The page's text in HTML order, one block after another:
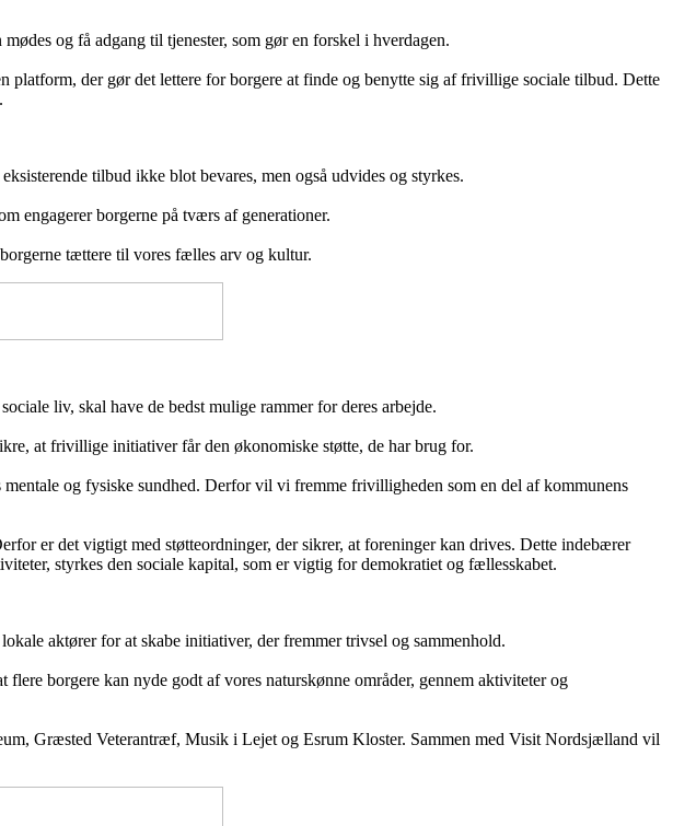
og få adgang til tjenester, som gør en forskel i hverdagen.
der gør det lettere for borgere at finde og benytte sig af frivillige sociale tilbud. Dette
tilbud ikke blot bevares, men også udvides og styrkes.
engagerer borgerne på tværs af generationer.
tættere til vores fælles arv og kultur.
liv, skal have de bedst mulige rammer for deres arbejde.
at frivillige initiativer får den økonomiske støtte, de har brug for.
og fysiske sundhed. Derfor vil vi fremme frivilligheden som en del af kommunens
er det vigtigt med støtteordninger, der sikrer, at foreninger kan drives. Dette indebærer
styrkes den sociale kapital, som er vigtig for demokratiet og fællesskabet.
aktører for at skabe initiativer, der fremmer trivsel og sammenhold.
borgere kan nyde godt af vores naturskønne områder, gennem aktiviteter og
Græsted Veterantræf, Musik i Lejet og Esrum Kloster. Sammen med Visit Nordsjælland vil